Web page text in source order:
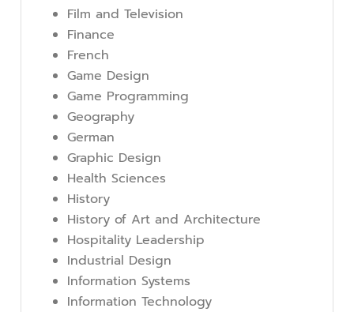
Film and Television
Finance
French
Game Design
Game Programming
Geography
German
Graphic Design
Health Sciences
History
History of Art and Architecture
Hospitality Leadership
Industrial Design
Information Systems
Information Technology